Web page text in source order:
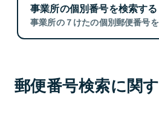
事業所の個別番号を検索する
事業所の７けたの個別郵便番号を
郵便番号検索に関